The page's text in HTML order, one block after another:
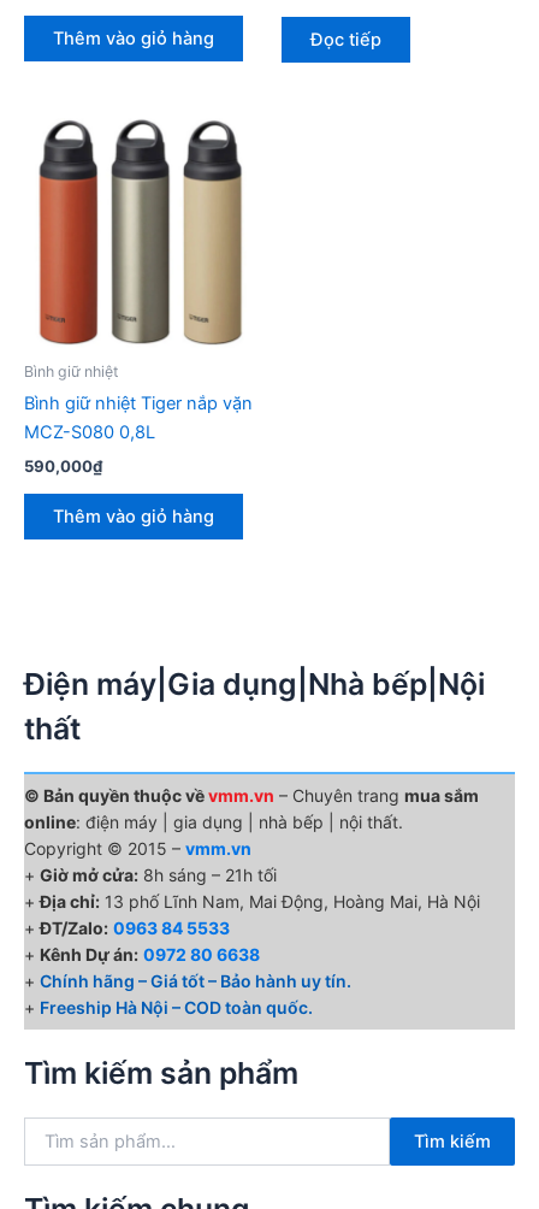
Thêm vào giỏ hàng Đọc tiếp
Bình giữ nhiệt
Bình giữ nhiệt Tiger nắp vặn
MCZ-S080 0,8L
590,000₫
Thêm vào giỏ hàng
Điện máy|Gia dụng|Nhà bếp|Nội
thất
© Bản quyền thuộc vềvmm.vn – Chuyên trang mua sắm
online: điện máy | gia dụng | nhà bếp | nội thất.
Copyright © 2015 – vmm.vn
+ Giờ mở cửa: 8h sáng – 21h tối
+Địa chỉ: 13 phố Lĩnh Nam, Mai Động, Hoàng Mai, Hà Nội
+ĐT/Zalo: 0963 84 5533
+ Kênh Dự án: 0972 80 6638
+ Chính hãng – Giá tốt – Bảo hành uy tín.
+ Freeship Hà Nội – COD toàn quốc.
Tìm kiếm sản phẩm
k
Tìm kiếm